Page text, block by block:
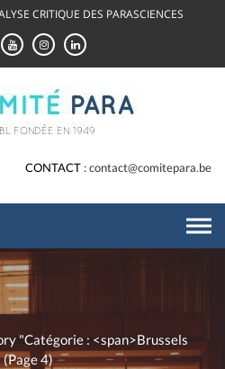
CRITIQUE DES PARASCIENCES
CONTACT contact@comitepara.be
"Catégorie : <span>Brussels
(Page 4)